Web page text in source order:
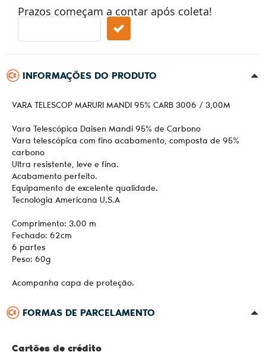
Prazos começam a contar após coleta!
INFORMAÇÕES DO PRODUTO
VARA TELESCOP MARURI MANDI 95% CARB 3006 / 3,00M
Vara Telescópica Daisen Mandi 95% de Carbono
Vara telescópica com fino acabamento, composta de 95%
carbono
Ultra resistente, leve e fina.
Acabamento perfeito.
Equipamento de excelente qualidade.
Tecnologia Americana U.S.A
Comprimento: 3.00 m
Fechado: 62cm
6 partes
Peso: 60g
Acompanha capa de proteção.
FORMAS DE PARCELAMENTO
Cartões de crédito